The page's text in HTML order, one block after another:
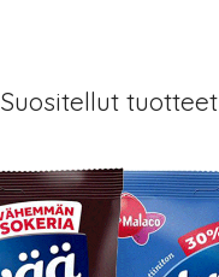
Suositellut tuotteet